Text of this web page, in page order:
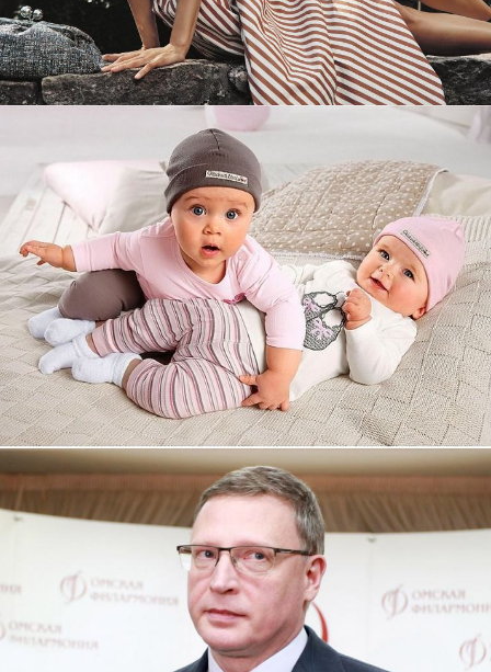
Смотреть проект
Увеличили выручку интернет-
магазину topdatop.ru на 25%!
Смотреть проект
Сайт кандидата в губернаторы
Буркова Александра Леонидовича